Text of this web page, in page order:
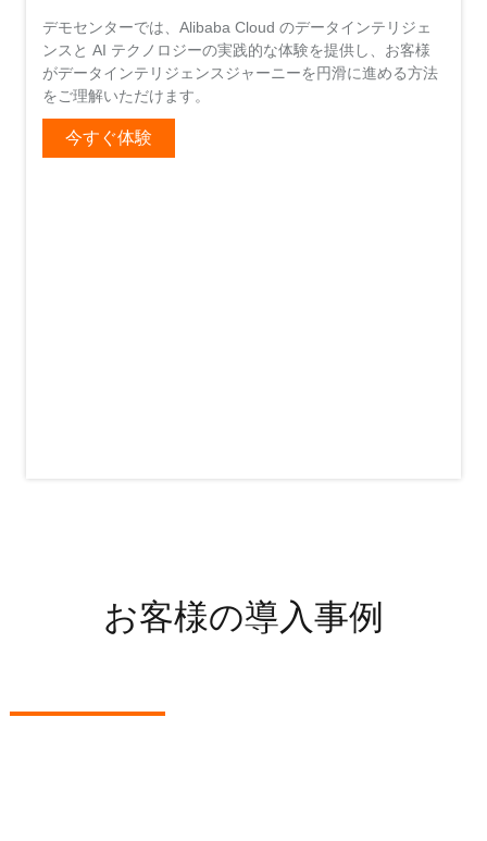
デモセンターでは、Alibaba Cloud のデータインテリジェ
ンスと AI テクノロジーの実践的な体験を提供し、お客様
がデータインテリジェンスジャーニーを円滑に進める方法
をご理解いただけます。
今すぐ体験
お客様の導入事例